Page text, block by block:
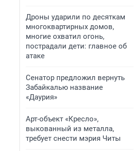
Дроны ударили по десяткам
многоквартирных домов,
многие охватил огонь,
пострадали дети: главное об
атаке
Сенатор предложил вернуть
Забайкалью название
«Даурия»
Арт-объект «Кресло»,
выкованный из металла,
требует снести мэрия Читы